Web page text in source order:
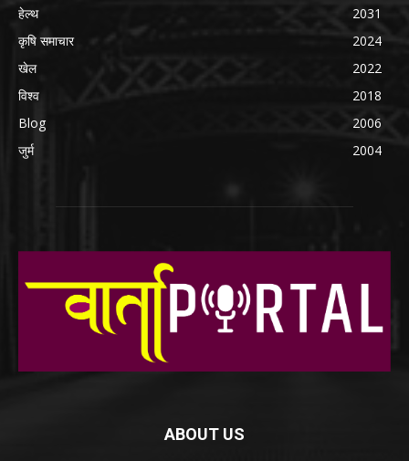
हेल्थ
2031
कृषि समाचार
2024
खेल
2022
विश्व
2018
Blog
2006
जुर्म
2004
ABOUT US